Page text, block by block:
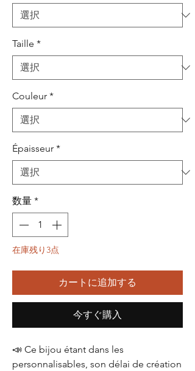
Taille *
Couleur *
Épaisseur *
数量 *
在庫残り3点
カートに追加する
今すぐ購入
📣 Ce bijou étant dans les
personnalisables, son délai de création